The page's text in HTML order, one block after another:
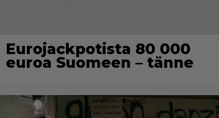
Eurojackpotista 80 000
euroa Suomeen – tänne